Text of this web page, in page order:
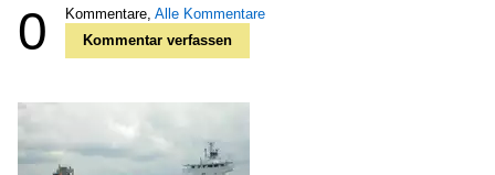
0 Kommentare, Alle Kommentare
Kommentar verfassen